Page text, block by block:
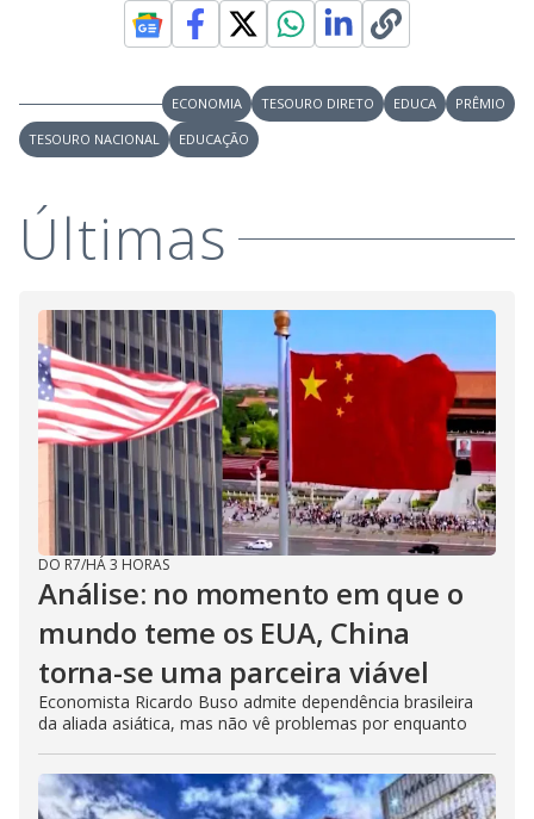
ECONOMIA TESOURO DIRETO EDUCA
PRÊMIO
TESOURO NACIONAL
EDUCAÇÃO
Últimas
DO R7/HÁ 3 HORAS
Análise: no momento em que o
mundo teme os EUA, China
torna-se uma parceira viável
Economista Ricardo Buso admite dependência brasileira
da aliada asiática, mas não vê problemas por enquanto